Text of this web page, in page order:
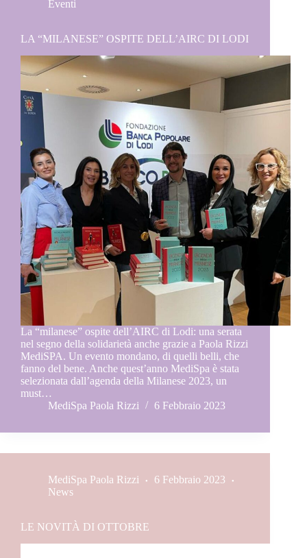
Eventi
LA “MILANESE” OSPITE DELL’AIRC DI LODI
La “milanese” ospite dell’AIRC di Lodi: una serata
nel segno della solidarietà anche grazie a Paola Rizzi
MediSPA. Un evento mondano, di quelli belli, che
fanno del bene. Anche quest’anno MediSpa è stata
selezionata dall’agenda della Milanese 2023, un
must…
MediSpa Paola Rizzi
6 Febbraio 2023
MediSpa Paola Rizzi
6 Febbraio 2023
News
LE NOVITÀ DI OTTOBRE